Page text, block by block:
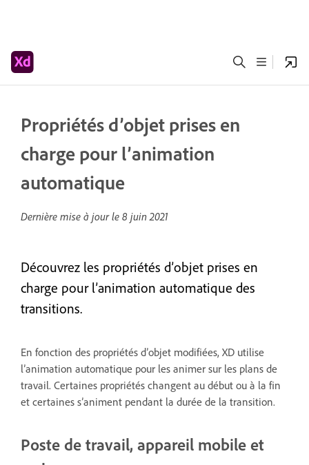
Propriétés d’objet prises en
charge pour l’animation
automatique
Dernière mise à jour le 8 juin 2021
Découvrez les propriétés d’objet prises en
charge pour l’animation automatique des
transitions.
En fonction des propriétés d’objet modifiées, XD utilise
l’animation automatique pour les animer sur les plans de
travail. Certaines propriétés changent au début ou à la fin
et certaines s’animent pendant la durée de la transition.
Poste de travail, appareil mobile et